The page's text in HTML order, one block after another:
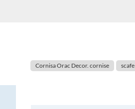
Cornisa Orac Decor. cornise scafe